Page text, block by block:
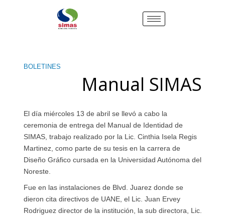
BOLETINES
Manual SIMAS
El día miércoles 13 de abril se llevó a cabo la
ceremonia de entrega del Manual de Identidad de
SIMAS, trabajo realizado por la Lic. Cinthia Isela Regis
Martinez, como parte de su tesis en la carrera de
Diseño Gráfico cursada en la Universidad Autónoma del
Noreste.
Fue en las instalaciones de Blvd. Juarez donde se
dieron cita directivos de UANE, el Lic. Juan Ervey
Rodriguez director de la institución, la sub directora, Lic.